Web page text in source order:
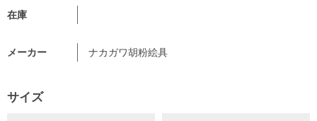
在庫
メーカー ナカガワ胡粉絵具
サイズ